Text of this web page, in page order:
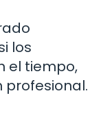
los
el tiempo,
profesional.